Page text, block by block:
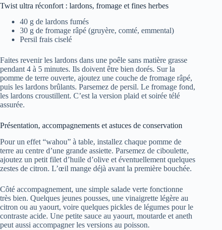
Twist ultra réconfort : lardons, fromage et fines herbes
40 g de lardons fumés
30 g de fromage râpé (gruyère, comté, emmental)
Persil frais ciselé
Faites revenir les lardons dans une poêle sans matière grasse
pendant 4 à 5 minutes. Ils doivent être bien dorés. Sur la
pomme de terre ouverte, ajoutez une couche de fromage râpé,
puis les lardons brûlants. Parsemez de persil. Le fromage fond,
les lardons croustillent. C’est la version plaid et soirée télé
assurée.
Présentation, accompagnements et astuces de conservation
Pour un effet “wahou” à table, installez chaque pomme de
terre au centre d’une grande assiette. Parsemez de ciboulette,
ajoutez un petit filet d’huile d’olive et éventuellement quelques
zestes de citron. L’œil mange déjà avant la première bouchée.
Côté accompagnement, une simple salade verte fonctionne
très bien. Quelques jeunes pousses, une vinaigrette légère au
citron ou au yaourt, voire quelques pickles de légumes pour le
contraste acide. Une petite sauce au yaourt, moutarde et aneth
peut aussi accompagner les versions au poisson.